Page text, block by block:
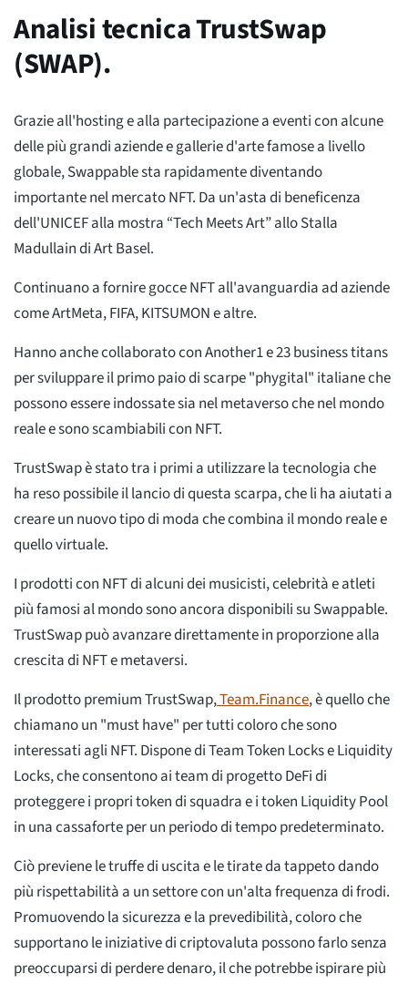
Analisi tecnica TrustSwap
(SWAP).
Grazie all'hosting e alla partecipazione a eventi con alcune
delle più grandi aziende e gallerie d'arte famose a livello
globale, Swappable sta rapidamente diventando
importante nel mercato NFT. Da un'asta di beneficenza
dell'UNICEF alla mostra “Tech Meets Art” allo Stalla
Madullain di Art Basel.
Continuano a fornire gocce NFT all'avanguardia ad aziende
come ArtMeta, FIFA, KITSUMON e altre.
Hanno anche collaborato con Another1 e 23 business titans
per sviluppare il primo paio di scarpe "phygital" italiane che
possono essere indossate sia nel metaverso che nel mondo
reale e sono scambiabili con NFT.
TrustSwap è stato tra i primi a utilizzare la tecnologia che
ha reso possibile il lancio di questa scarpa, che li ha aiutati a
creare un nuovo tipo di moda che combina il mondo reale e
quello virtuale.
I prodotti con NFT di alcuni dei musicisti, celebrità e atleti
più famosi al mondo sono ancora disponibili su Swappable.
TrustSwap può avanzare direttamente in proporzione alla
crescita di NFT e metaversi.
Il prodotto premium TrustSwap,Team.Finance, è quello che
chiamano un "must have" per tutti coloro che sono
interessati agli NFT. Dispone di Team Token Locks e Liquidity
Locks, che consentono ai team di progetto DeFi di
proteggere i propri token di squadra e i token Liquidity Pool
in una cassaforte per un periodo di tempo predeterminato.
Ciò previene le truffe di uscita e le tirate da tappeto dando
più rispettabilità a un settore con un'alta frequenza di frodi.
Promuovendo la sicurezza e la prevedibilità, coloro che
supportano le iniziative di criptovaluta possono farlo senza
preoccuparsi di perdere denaro, il che potrebbe ispirare più